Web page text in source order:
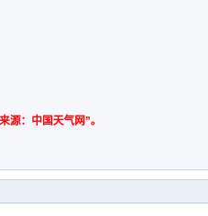
源：中国天气网”。